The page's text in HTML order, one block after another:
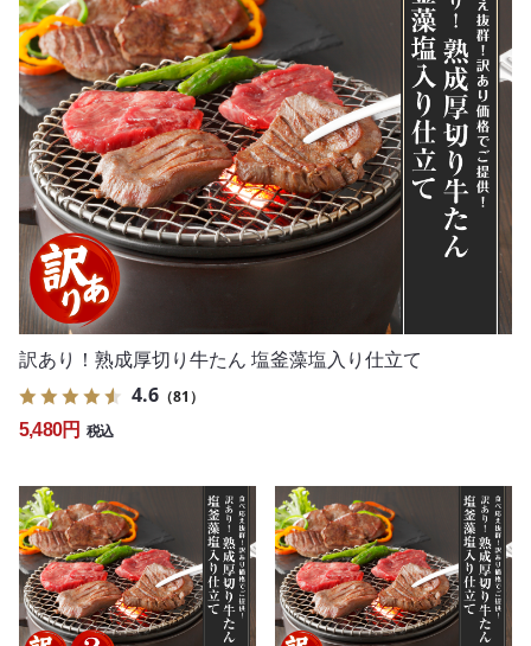
訳あり！熟成厚切り牛たん 塩釜藻塩入り仕立て
4.6 （81）
5,480円 税込